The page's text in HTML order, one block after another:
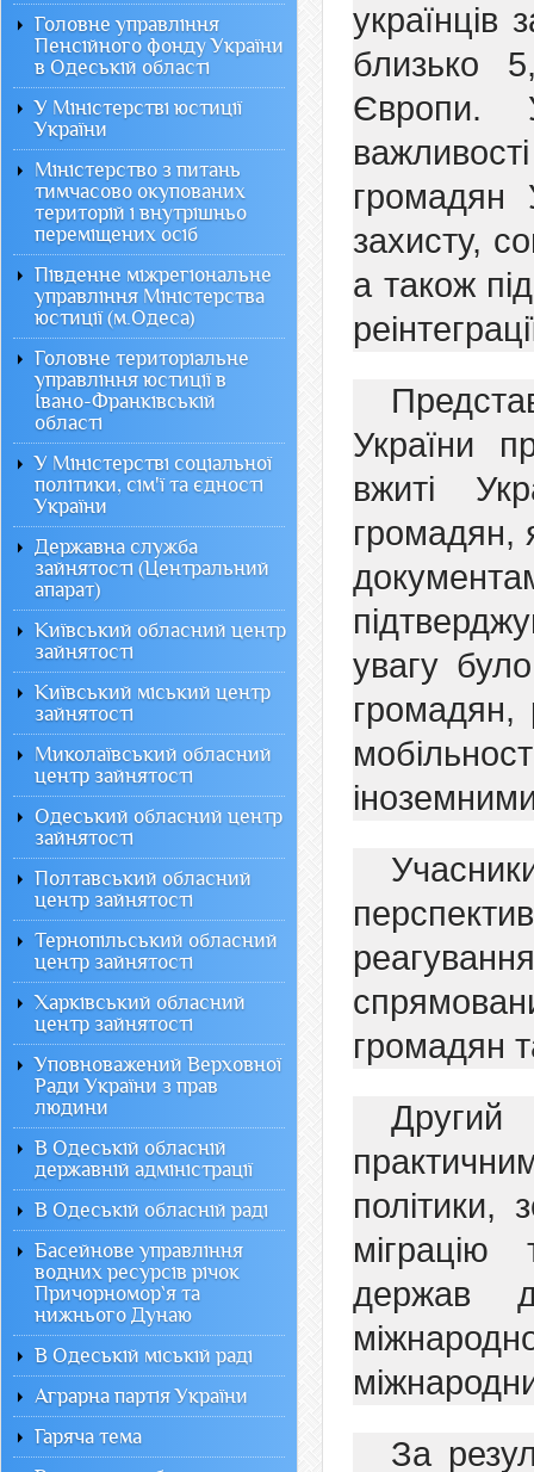
близько
Європи.
громадян
захисту,
а також
України
вжиті
громадян,
увагу
громадян,
громадян
міграцію
держав
За
Головне управління
Пенсійного фонду України
в Одеській області
У Міністерстві юстиції
України
Міністерство з питань
тимчасово окупованих
територій і внутрішньо
переміщених осіб
Південне міжрегіональне
управління Міністерства
юстиції (м.Одеса)
Головне територіальне
управління юстиції в
Івано-Франківській
області
У Міністерстві соціальної
політики, сім'ї та єдності
України
Державна служба
зайнятості (Центральний
апарат)
Київський обласний центр
зайнятості
Київський міський центр
зайнятості
Миколаївський обласний
центр зайнятості
Одеський обласний центр
зайнятості
Полтавський обласний
центр зайнятості
Тернопільський обласний
центр зайнятості
Харківський обласний
центр зайнятості
Уповноважений Верховної
Ради України з прав
людини
В Одеській обласній
державній адміністрації
В Одеській обласній раді
Басейнове управління
водних ресурсів річок
Причорномор`я та
нижнього Дунаю
В Одеській міській раді
Аграрна партія України
Гаряча тема